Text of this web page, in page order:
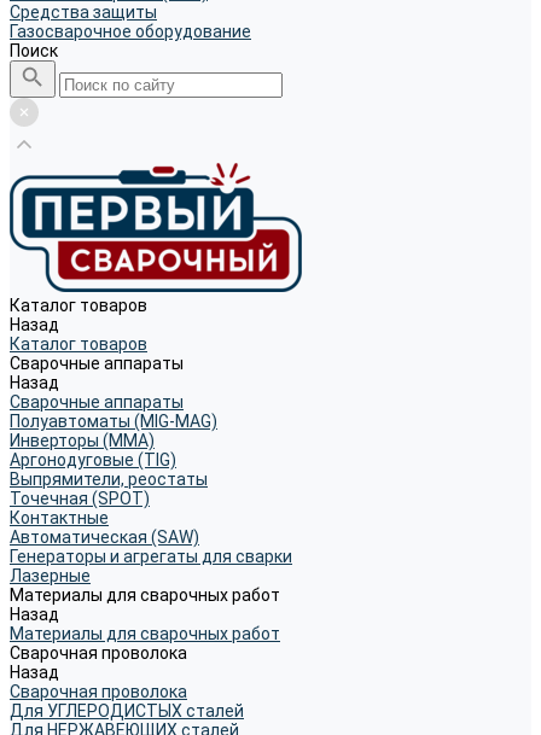
Средства защиты
Газосварочное оборудование
Поиск
Каталог товаров
Назад
Каталог товаров
Сварочные аппараты
Назад
Сварочные аппараты
Полуавтоматы (MIG-MAG)
Инверторы (MMA)
Аргонодуговые (TIG)
Выпрямители, реостаты
Точечная (SPOT)
Контактные
Автоматическая (SAW)
Генераторы и агрегаты для сварки
Лазерные
Материалы для сварочных работ
Назад
Материалы для сварочных работ
Сварочная проволока
Назад
Сварочная проволока
Для УГЛЕРОДИСТЫХ сталей
Для НЕРЖАВЕЮЩИХ сталей